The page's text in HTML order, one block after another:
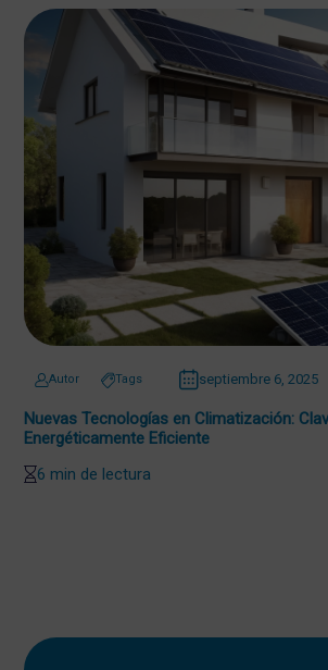
Autor Tags septiembre 6, 2025
Nuevas Tecnologías en Climatización:
Energéticamente Eficiente
6 min de lectura